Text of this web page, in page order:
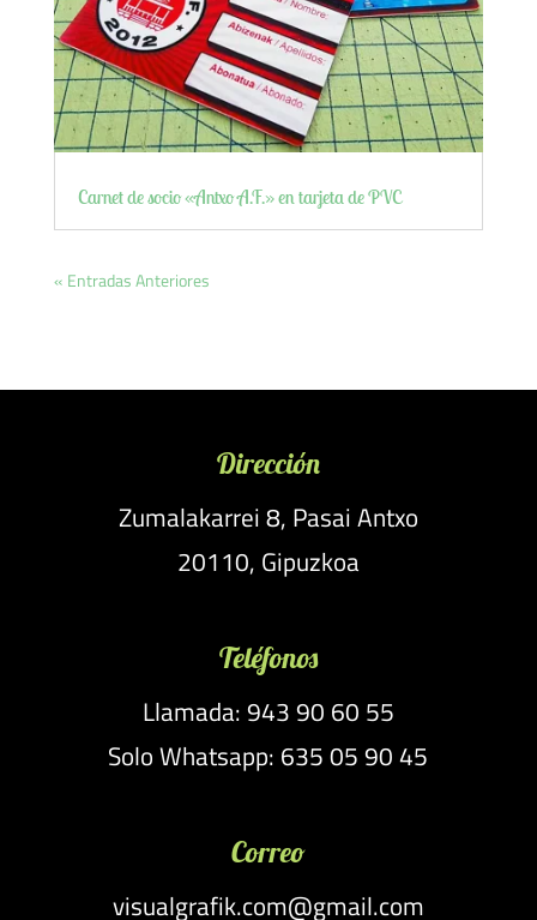
Carnet de socio «Antxo A.F.» en tarjeta de PVC
« Entradas Anteriores
Dirección
Zumalakarrei 8, Pasai Antxo
20110, Gipuzkoa
Teléfonos
Llamada: 943 90 60 55
Solo Whatsapp: 635 05 90 45
Correo
visualgrafik.com@gmail.com